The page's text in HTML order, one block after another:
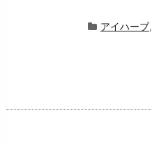
アイハーブ,